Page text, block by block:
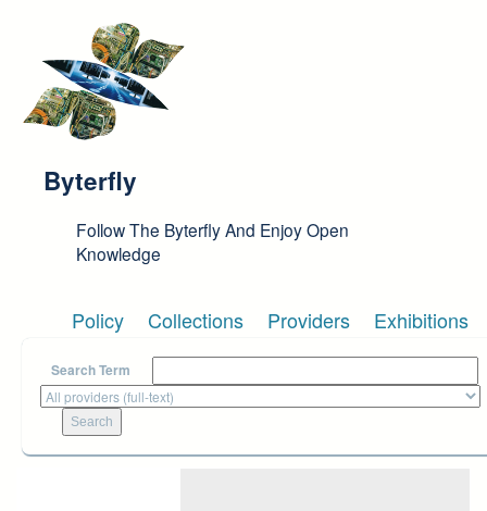
Byterfly
Follow The Byterfly And Enjoy Open
Knowledge
Policy Collections Providers Exhibitions
Search Term